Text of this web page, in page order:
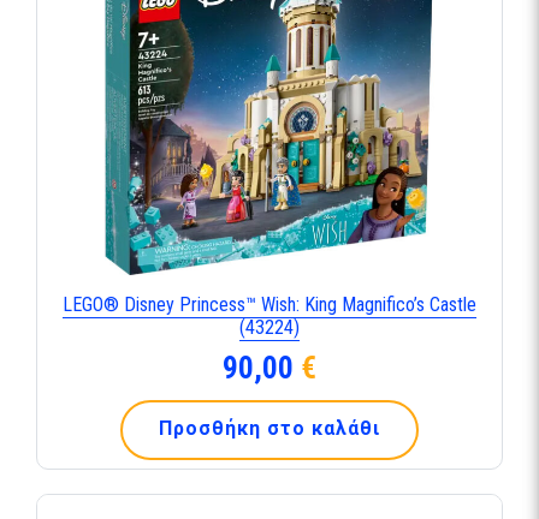
LEGO® Disney Princess™ Wish: King Magnifico’s Castle
(43224)
90,00 €
Προσθήκη στο καλάθι